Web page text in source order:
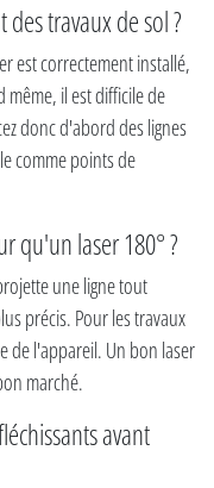
travaux de sol ?
est correctement installé,
même, il est difficile de
donc d'abord des lignes
comme points de
qu'un laser 180° ?
une ligne tout
précis. Pour les travaux
de l'appareil. Un bon laser
marché.
avant